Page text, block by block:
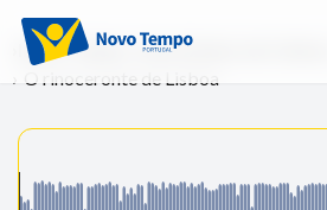
Início Rádio
Dois Dedos de Cultura
O rinoceronte de Lisboa